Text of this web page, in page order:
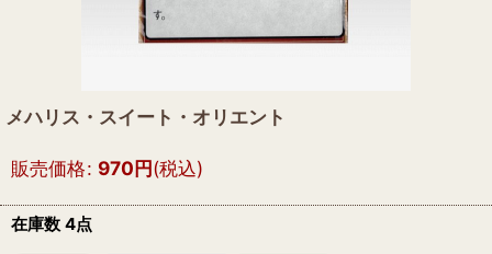
メハリス・スイート・オリエント
販売価格: 970円(税込)
在庫数 4点